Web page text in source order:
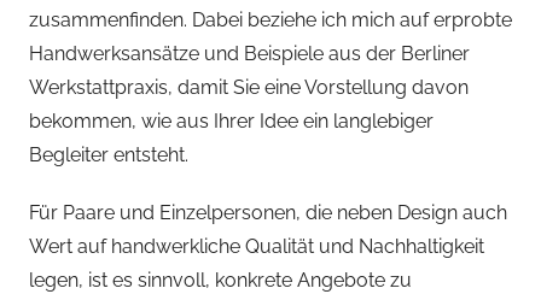
zusammenfinden. Dabei beziehe ich mich auf erprobte
Handwerksansätze und Beispiele aus der Berliner
Werkstattpraxis, damit Sie eine Vorstellung davon
bekommen, wie aus Ihrer Idee ein langlebiger
Begleiter entsteht.
Für Paare und Einzelpersonen, die neben Design auch
Wert auf handwerkliche Qualität und Nachhaltigkeit
legen, ist es sinnvoll, konkrete Angebote zu